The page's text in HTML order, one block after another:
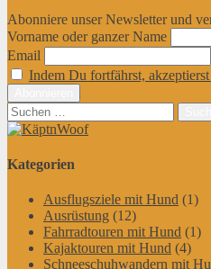
Abonniere unser Newsletter und
Vorname oder ganzer Name
Email
Indem Du fortfährst,
Suchen
nach:
Kategorien
Ausflugsziele mit Hund (1)
Ausrüstung (12)
Fahrradtouren mit Hund (1)
Kajaktouren mit Hund (4)
Schneeschuhwandern mit